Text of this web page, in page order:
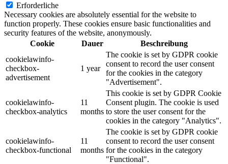
Erforderliche
Necessary cookies are absolutely essential for the website to
function properly. These cookies ensure basic functionalities and
security features of the website, anonymously.
Cookie
Dauer
Beschreibung
cookielawinfo-
checkbox-
advertisement
1 year
The cookie is set by GDPR cookie
consent to record the user consent
for the cookies in the category
"Advertisement".
cookielawinfo-
checkbox-analytics
11
months
This cookie is set by GDPR Cookie
Consent plugin. The cookie is used
to store the user consent for the
cookies in the category "Analytics".
cookielawinfo-
checkbox-functional
11
months
The cookie is set by GDPR cookie
consent to record the user consent
for the cookies in the category
"Functional".